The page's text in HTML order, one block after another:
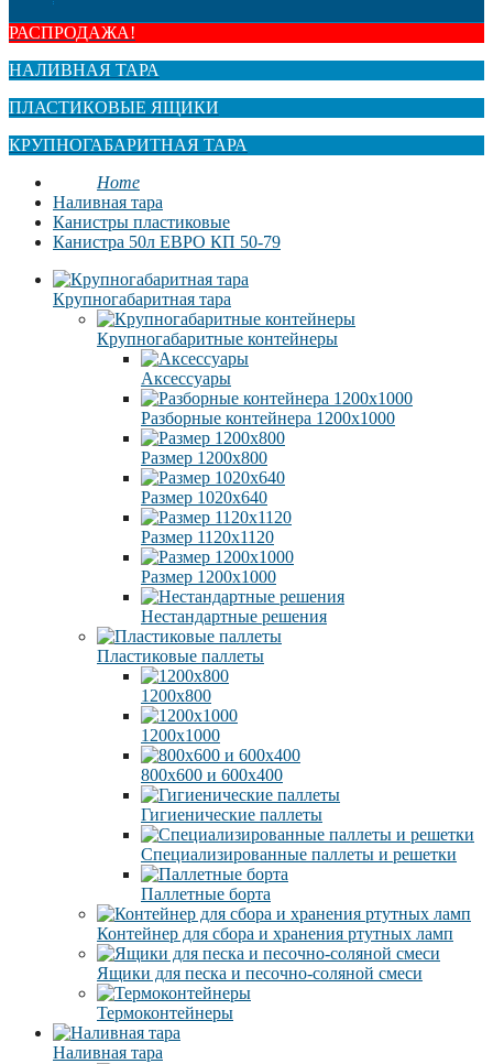
РАСПРОДАЖА!
НАЛИВНАЯ ТАРА
ПЛАСТИКОВЫЕ ЯЩИКИ
КРУПНОГАБАРИТНАЯ ТАРА
Home
Наливная тара
Канистры пластиковые
Канистра 50л ЕВРО КП 50-79
Крупногабаритная тара
Крупногабаритные контейнеры
Аксессуары
Разборные контейнера 1200х1000
Размер 1200х800
Размер 1020х640
Размер 1120х1120
Размер 1200х1000
Нестандартные решения
Пластиковые паллеты
1200х800
1200х1000
800х600 и 600х400
Гигиенические паллеты
Специализированные паллеты и решетки
Паллетные борта
Контейнер для сбора и хранения ртутных ламп
Ящики для песка и песочно-соляной смеси
Термоконтейнеры
Наливная тара